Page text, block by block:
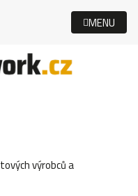
výrobců a